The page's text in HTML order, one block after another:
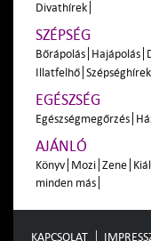
Divathírek
SZÉPSÉG
Bőrápolás Hajápolás
Illatfelhő Szépséghírek
EGÉSZSÉG
Egészségmegőrzés
AJÁNLÓ
Könyv Mozi Zene
minden más
KAPCSOLAT